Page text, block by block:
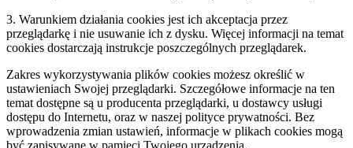
3. Warunkiem działania cookies jest ich akceptacja przez
przeglądarkę i nie usuwanie ich z dysku. Więcej informacji na temat
cookies dostarczają instrukcje poszczególnych przeglądarek.
Zakres wykorzystywania plików cookies możesz określić w
ustawieniach Swojej przeglądarki. Szczegółowe informacje na ten
temat dostępne są u producenta przeglądarki, u dostawcy usługi
dostępu do Internetu, oraz w naszej polityce prywatności. Bez
wprowadzenia zmian ustawień, informacje w plikach cookies mogą
być zapisywane w pamięci Twojego urządzenia.